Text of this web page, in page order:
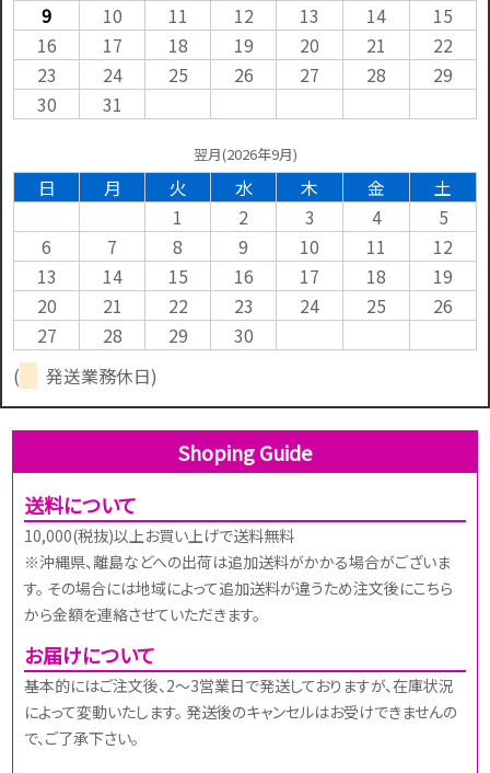
9
10 11 12 13 14
15
16
17 18 19 20 21
22
23
24 25 26 27 28
29
30
31
翌月(2026年9月)
日 月 火 水 木 金
土
1
2 3 4
5
6
7 8 9 10 11
12
13
14 15 16 17 18
19
20
21 22 23 24 25
26
27
28 29
30
(
発送業務休日)
Shoping Guide
送料について
10,000(税抜)以上お買い上げで送料無料
※沖縄県、離島などへの出荷は追加送料がかかる場合がございま
す。 その場合には地域によって追加送料が違うため注文後にこちら
から金額を連絡させていただきます。
お届けについて
基本的にはご注文後、2～3営業日で発送しておりますが、在庫状況
によって変動いたします。 発送後のキャンセルはお受けできませんの
で、ご了承下さい。